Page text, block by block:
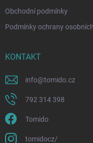
Obchodní podmínky
Podmínky ochrany
KONTAKT
info@tomido.cz
792 314 398
Tomido
tomidocz/